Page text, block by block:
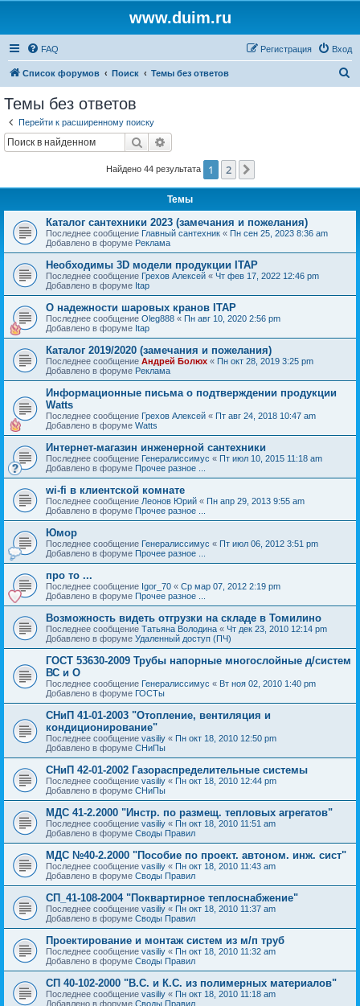
www.duim.ru
FAQ Вход
Регистрация
Список форумов Поиск Темы без ответов
Темы без ответов
Перейти к расширенному поиску
Поиск
Найдено 44 результата 1 2
Темы
Каталог сантехники 2023 (замечания и пожелания)
Последнее сообщение Главный сантехник « Пн сен 25, 2023 8:36 am
Добавлено в форуме Реклама
Необходимы 3D модели продукции ITAP
Последнее сообщение Грехов Алексей « Чт фев 17, 2022 12:46 pm
Добавлено в форуме Itap
О надежности шаровых кранов ITAP
Последнее сообщение Oleg888 « Пн авг 10, 2020 2:56 pm
Добавлено в форуме Itap
Каталог 2019/2020 (замечания и пожелания)
Последнее сообщение Андрей Болюх « Пн окт 28, 2019 3:25 pm
Добавлено в форуме Реклама
Информационные письма о подтверждении продукции
Watts
Последнее сообщение Грехов Алексей « Пт авг 24, 2018 10:47 am
Добавлено в форуме Watts
Интернет-магазин инженерной сантехники
Последнее сообщение Генералиссимус « Пт июл 10, 2015 11:18 am
Добавлено в форуме Прочее разное ...
wi-fi в клиентской комнате
Последнее сообщение Леонов Юрий « Пн апр 29, 2013 9:55 am
Добавлено в форуме Прочее разное ...
Юмор
Последнее сообщение Генералиссимус « Пт июл 06, 2012 3:51 pm
Добавлено в форуме Прочее разное ...
про то ...
Последнее сообщение Igor_70 « Ср мар 07, 2012 2:19 pm
Добавлено в форуме Прочее разное ...
Возможность видеть отгрузки на складе в Томилино
Последнее сообщение Татьяна Володина « Чт дек 23, 2010 12:14 pm
Добавлено в форуме Удаленный доступ (ПЧ)
ГОСТ 53630-2009 Трубы напорные многослойные д/систем
ВС и О
Последнее сообщение Генералиссимус « Вт ноя 02, 2010 1:40 pm
Добавлено в форуме ГОСТы
СНиП 41-01-2003 "Отопление, вентиляция и
кондиционирование"
Последнее сообщение vasiliy « Пн окт 18, 2010 12:50 pm
Добавлено в форуме СНиПы
СНиП 42-01-2002 Газораспределительные системы
Последнее сообщение vasiliy « Пн окт 18, 2010 12:44 pm
Добавлено в форуме СНиПы
МДС 41-2.2000 "Инстр. по размещ. тепловых агрегатов"
Последнее сообщение vasiliy « Пн окт 18, 2010 11:51 am
Добавлено в форуме Своды Правил
МДС №40-2.2000 "Пособие по проект. автоном. инж. сист"
Последнее сообщение vasiliy « Пн окт 18, 2010 11:43 am
Добавлено в форуме Своды Правил
СП_41-108-2004 "Поквартирное теплоснабжение"
Последнее сообщение vasiliy « Пн окт 18, 2010 11:37 am
Добавлено в форуме Своды Правил
Проектирование и монтаж систем из м/п труб
Последнее сообщение vasiliy « Пн окт 18, 2010 11:32 am
Добавлено в форуме Своды Правил
СП 40-102-2000 "В.С. и К.С. из полимерных материалов"
Последнее сообщение vasiliy « Пн окт 18, 2010 11:18 am
Добавлено в форуме Своды Правил